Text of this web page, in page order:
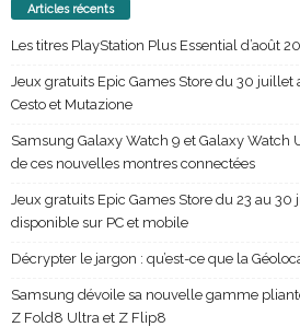
Articles récents
Les titres PlayStation Plus Essential d’août
Jeux gratuits Epic Games Store du 30 juillet
Cesto et Mutazione
Samsung Galaxy Watch 9 et Galaxy Watch
de ces nouvelles montres connectées
Jeux gratuits Epic Games Store du 23 au 30
disponible sur PC et mobile
Décrypter le jargon : qu’est-ce que la
Samsung dévoile sa nouvelle gamme
Z Fold8 Ultra et Z Flip8